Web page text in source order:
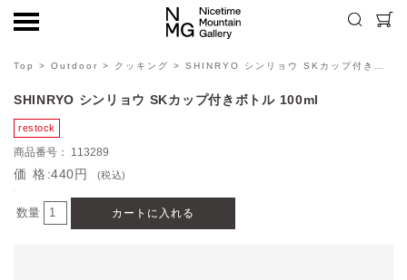
Top > Outdoor > クッキング > SHINRYO シンリョウ SKカップ付きボトル 100ml
SHINRYO シンリョウ SKカップ付きボトル 100ml
113289
価格440円 (税込)
数量